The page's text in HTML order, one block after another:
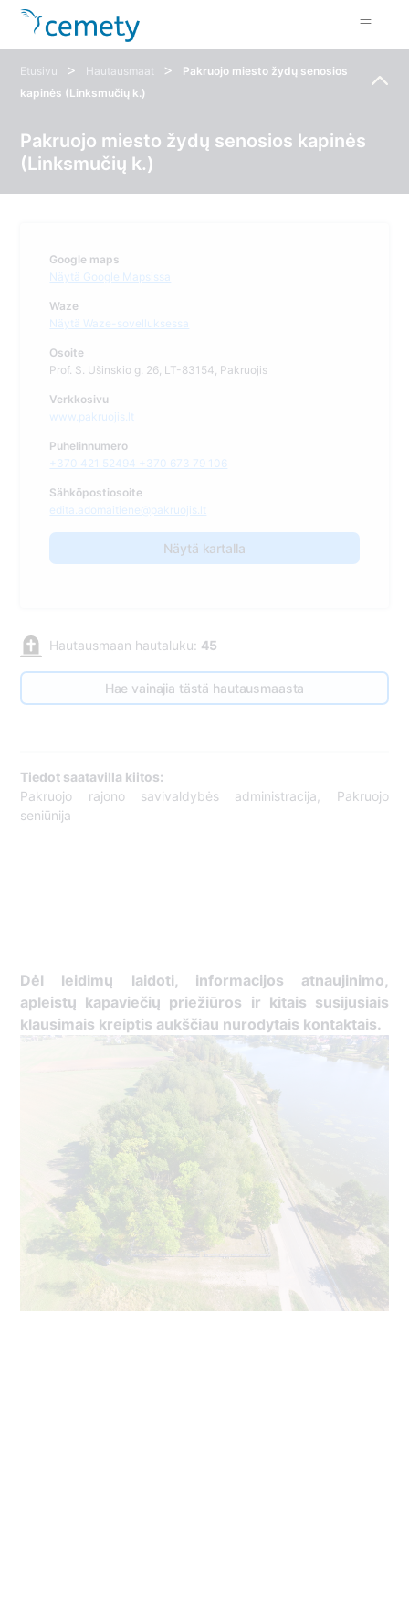
Etusivu > Hautausmaat >
Pakruojo miesto žydų senosios
kapinės (Linksmučių k.)
Pakruojo miesto žydų senosios kapinės
(Linksmučių k.)
Google maps
Näytä Google Mapsissa
Waze
Näytä Waze-sovelluksessa
Osoite
Prof. S. Ušinskio g. 26, LT-83154, Pakruojis
Verkkosivu
www.pakruojis.lt
Puhelinnumero
+370 421 52494 +370 673 79 106
Sähköpostiosoite
edita.adomaitiene@pakruojis.lt
Näytä kartalla
Hautausmaan hautaluku: 45
Hae vainajia tästä hautausmaasta
Tiedot saatavilla kiitos:
Pakruojo rajono savivaldybės administracija, Pakruojo
seniūnija
Dėl leidimų laidoti, ​informacijos atnaujinimo,
apleistų kapaviečių priežiūros ir kitais susijusiais
klausimais kreiptis ​aukščiau nurodytais kontaktais.